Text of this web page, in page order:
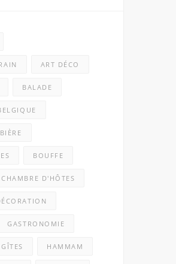
ART DÉCO
BALADE
BIÈRE
BOUFFE
CHAMBRE D'HÔTES
GASTRONOMIE
GÎTES HAMMAM